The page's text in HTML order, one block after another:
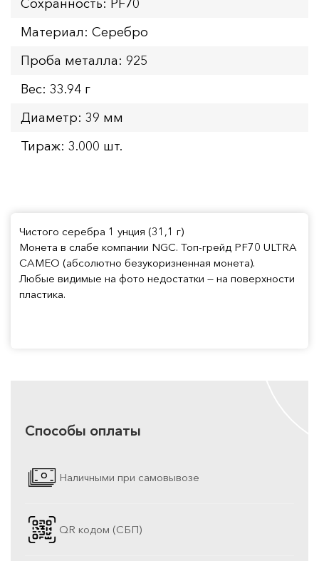
Сохранность: PF70
Материал: Серебро
Проба металла: 925
Вес: 33.94 г
Диаметр: 39 мм
Тираж: 3.000 шт.
Чистого серебра 1 унция (31,1 г)
Монета в слабе компании NGC. Топ-грейд PF70 ULTRA
CAMEO (абсолютно безукоризненная монета).
Любые видимые на фото недостатки — на поверхности
пластика.
Способы оплаты
Наличными при самовывозе
QR кодом (СБП)